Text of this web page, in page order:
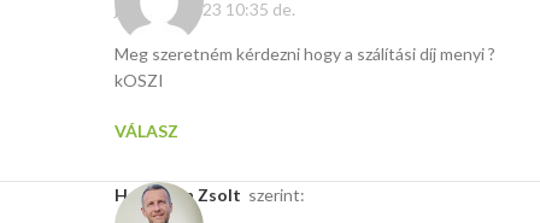
július 28, 2023 10:35 de.
Meg szeretném kérdezni hogy a szálítási díj menyi ?
kOSZI
VÁLASZ
Hoffmann Zsolt szerint: